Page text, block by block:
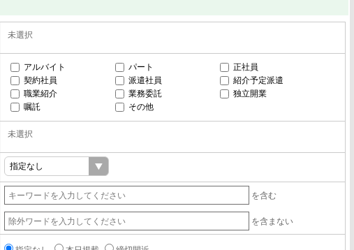
未選択
アルバイト パート
正社員
契約社員
派遣社員
紹介予定派遣
職業紹介
業務委託
独立開業
嘱託
その他
未選択
を含む
を含まない